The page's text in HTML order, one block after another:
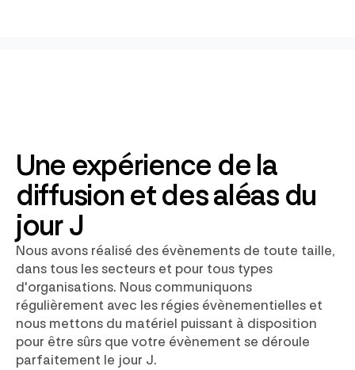
Une expérience de la
diffusion et des aléas du
jour J
Nous avons réalisé des évènements de toute taille,
dans tous les secteurs et pour tous types
d'organisations. Nous communiquons
régulièrement avec les régies évènementielles et
nous mettons du matériel puissant à disposition
pour être sûrs que votre évènement se déroule
parfaitement le jour J.